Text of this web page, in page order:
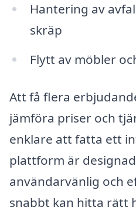
Hantering av
skräp
Flytt av möbler
Att få flera
jämföra priser och
enklare att fatta ett
plattform är
användarvänlig och
snabbt kan hitta rätt